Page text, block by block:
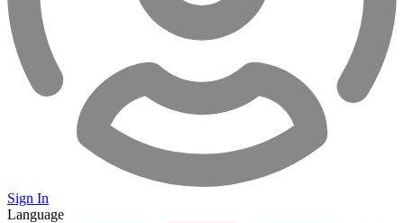
Sign In
Language